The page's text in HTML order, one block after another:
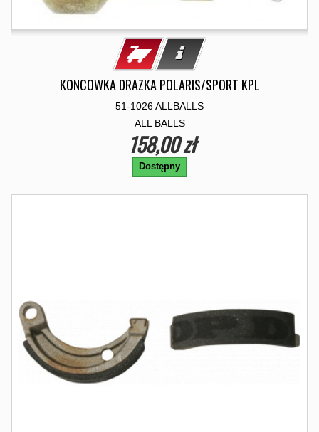
KONCOWKA DRAZKA POLARIS/SPORT KPL
51-1026 ALLBALLS
ALL BALLS
158,00 zł
Dostępny